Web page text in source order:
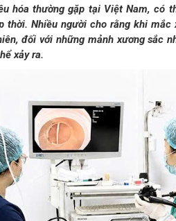
hóa thường gặp tại Việt Nam, có
thời. Nhiều người cho rằng khi mắc
đối với những mảnh xương sắc
xảy ra.